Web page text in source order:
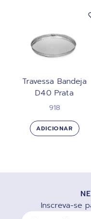
Travessa Bandeja
D40 Prata
918
ADICIONAR
Inscreva-se